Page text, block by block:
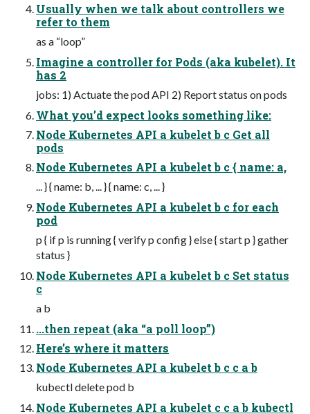
Usually when we talk about controllers we
refer to them
as a “loop”
Imagine a controller for Pods (aka kubelet). It
has 2
jobs: 1) Actuate the pod API 2) Report status on pods
What you’d expect looks something like:
Node Kubernetes API a kubelet b c Get all
pods
Node Kubernetes API a kubelet b c { name: a,
... } { name: b, ... } { name: c, ... }
Node Kubernetes API a kubelet b c for each
pod
p { if p is running { verify p config } else { start p } gather
status }
Node Kubernetes API a kubelet b c Set status
c
a b
...then repeat (aka “a poll loop”)
Here’s where it matters
Node Kubernetes API a kubelet b c c a b
kubectl delete pod b
Node Kubernetes API a kubelet c c a b kubectl